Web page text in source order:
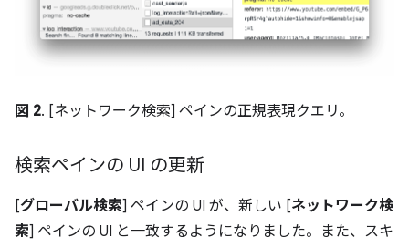
図 2. [ネットワーク検索] ペインの正規表現クエリ。
検索ペインの UI の更新
[グローバル検索] ペインの UI が、新しい [ネットワーク検
索] ペインの UI と一致するようになりました。また、スキ